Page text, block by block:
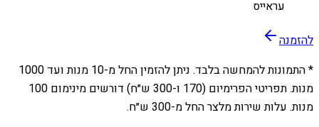
עראייס
להזמנה
* התמונות להמחשה בלבד. ניתן להזמין החל מ-10 מנות ועד 1000
מנות. תפריטי הפרימיום (170 ו-300 ש״ח) דורשים מינימום 100
מנות. עלות שירות מלצר החל מ-300 ש״ח.